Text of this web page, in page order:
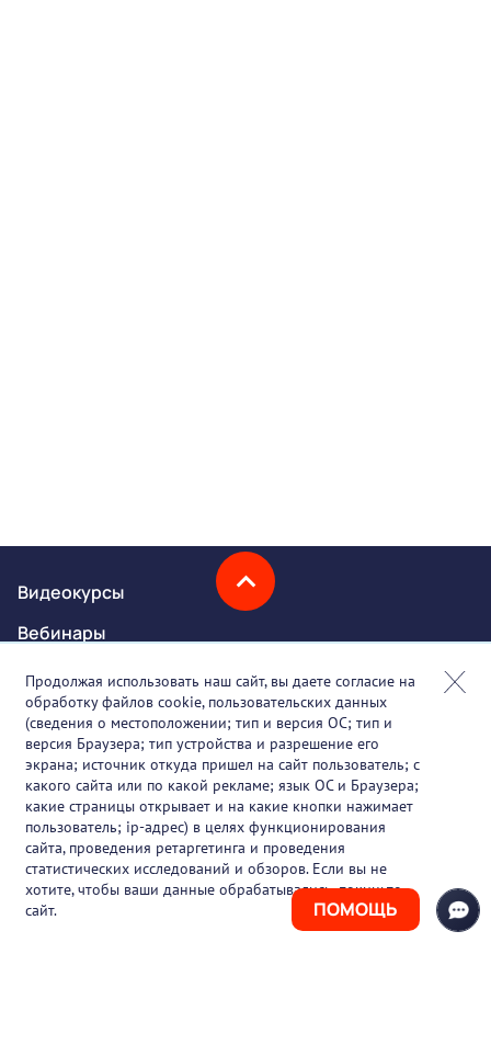
ПОМОЩЬ
Видеокурсы
Вебинары
Онлайн-события
Партнеры
О проекте
Вакансии
Блог
Контакты
Продолжая использовать наш сайт, вы даете согласие на
обработку файлов cookie, пользовательских данных
(сведения о местоположении; тип и версия ОС; тип и
версия Браузера; тип устройства и разрешение его
экрана; источник откуда пришел на сайт пользователь; с
какого сайта или по какой рекламе; язык ОС и Браузера;
какие страницы открывает и на какие кнопки нажимает
пользователь; ip-адрес) в целях функционирования
сайта, проведения ретаргетинга и проведения
статистических исследований и обзоров. Если вы не
хотите, чтобы ваши данные обрабатывались, покиньте
сайт.